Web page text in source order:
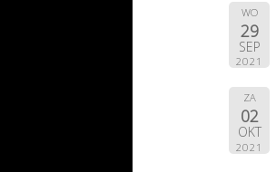
WO
29
SEP
2021
ZA
02
OKT
2021